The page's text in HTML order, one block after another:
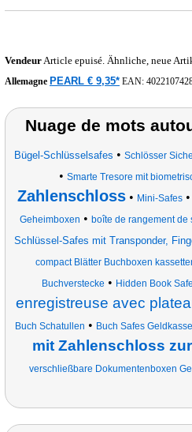
VendeurArticle epuisé. Ähnliche, neue
Allemagne PEARL € 9,35* EAN:
Nuage de mots
Bügel-Schlüsselsafes • Schlösser
• Smarte Tresore mit
Zahlenschloss• Mini-Safes•
Geheimboxen • boîte de rangement de
Schlüssel-Safes mit Transponder,
compact Blätter Buchboxen
Buchverstecke • Hidden Book
enregistreuse avec
Buch Schatullen • Buch Safes
mit Zahlenschloss
verschließbare Dokumentenboxen